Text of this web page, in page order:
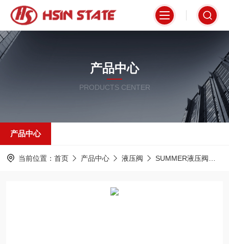
产品中心
PRODUCTS CENTER
产品中心
当前位置： 首页 产品中心 液压阀 SUMMER液压阀